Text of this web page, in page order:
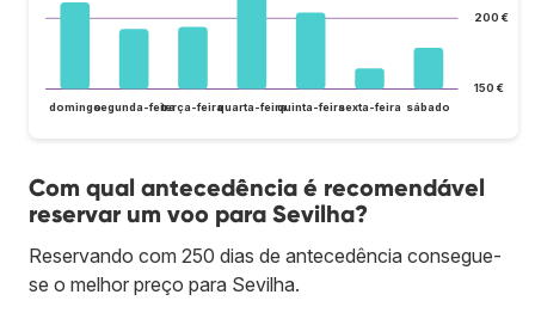
150 €
200 €
domingosegunda-feiraterça-feiraquarta-feiraquinta-feirasexta-feira sábado
Com qual antecedência é recomendável
reservar um voo para Sevilha?
Reservando com 250 dias de antecedência consegue-
se o melhor preço para Sevilha.